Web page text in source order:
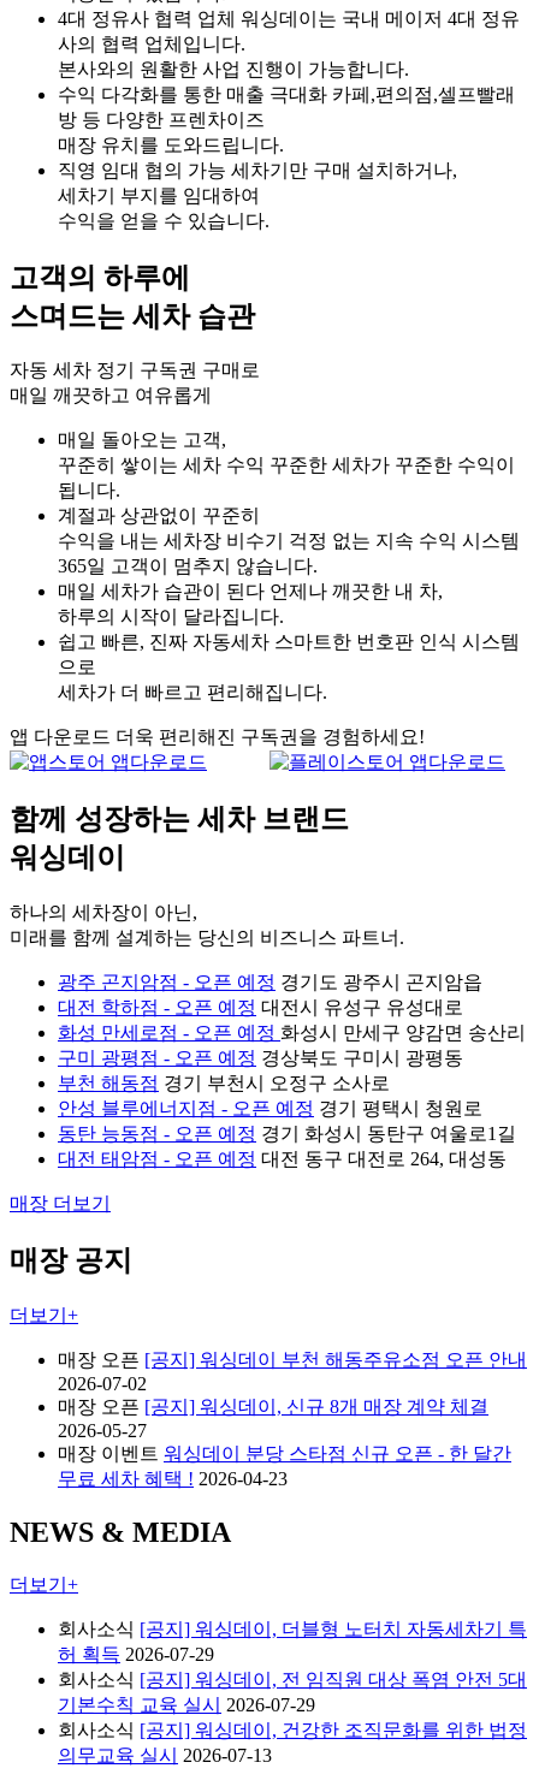
4대 정유사 협력 업체 워싱데이는 국내 메이저 4대 정유
사의 협력 업체입니다.
본사와의 원활한 사업 진행이 가능합니다.
수익 다각화를 통한 매출 극대화 카페,편의점,셀프빨래
방 등 다양한 프렌차이즈
매장 유치를 도와드립니다.
직영 임대 협의 가능 세차기만 구매 설치하거나,
세차기 부지를 임대하여
수익을 얻을 수 있습니다.
고객의 하루에
스며드는 세차 습관
자동 세차 정기 구독권 구매로
매일 깨끗하고 여유롭게
매일 돌아오는 고객,
꾸준히 쌓이는 세차 수익 꾸준한 세차가 꾸준한 수익이
됩니다.
계절과 상관없이 꾸준히
수익을 내는 세차장 비수기 걱정 없는 지속 수익 시스템
365일 고객이 멈추지 않습니다.
매일 세차가 습관이 된다 언제나 깨끗한 내 차,
하루의 시작이 달라집니다.
쉽고 빠른, 진짜 자동세차 스마트한 번호판 인식 시스템
으로
세차가 더 빠르고 편리해집니다.
앱 다운로드 더욱 편리해진 구독권을 경험하세요!
함께 성장하는 세차 브랜드
워싱데이
하나의 세차장이 아닌,
미래를 함께 설계하는 당신의 비즈니스 파트너.
광주 곤지암점 - 오픈 예정 경기도 광주시 곤지암읍
대전 학하점 - 오픈 예정 대전시 유성구 유성대로
화성 만세로점 - 오픈 예정 화성시 만세구 양감면 송산리
구미 광평점 - 오픈 예정 경상북도 구미시 광평동
부천 해동점 경기 부천시 오정구 소사로
안성 블루에너지점 - 오픈 예정 경기 평택시 청원로
동탄 능동점 - 오픈 예정 경기 화성시 동탄구 여울로1길
대전 태암점 - 오픈 예정 대전 동구 대전로 264, 대성동
매장 더보기
매장 공지
더보기+
매장 오픈 [공지] 워싱데이 부천 해동주유소점 오픈 안내
2026-07-02
매장 오픈 [공지] 워싱데이, 신규 8개 매장 계약 체결
2026-05-27
매장 이벤트 워싱데이 분당 스타점 신규 오픈 - 한 달간
무료 세차 혜택 ! 2026-04-23
NEWS & MEDIA
더보기+
회사소식 [공지] 워싱데이, 더블형 노터치 자동세차기 특
허 획득 2026-07-29
회사소식 [공지] 워싱데이, 전 임직원 대상 폭염 안전 5대
기본수칙 교육 실시
2026-07-29
회사소식 [공지] 워싱데이, 건강한 조직문화를 위한 법정
의무교육 실시
2026-07-13